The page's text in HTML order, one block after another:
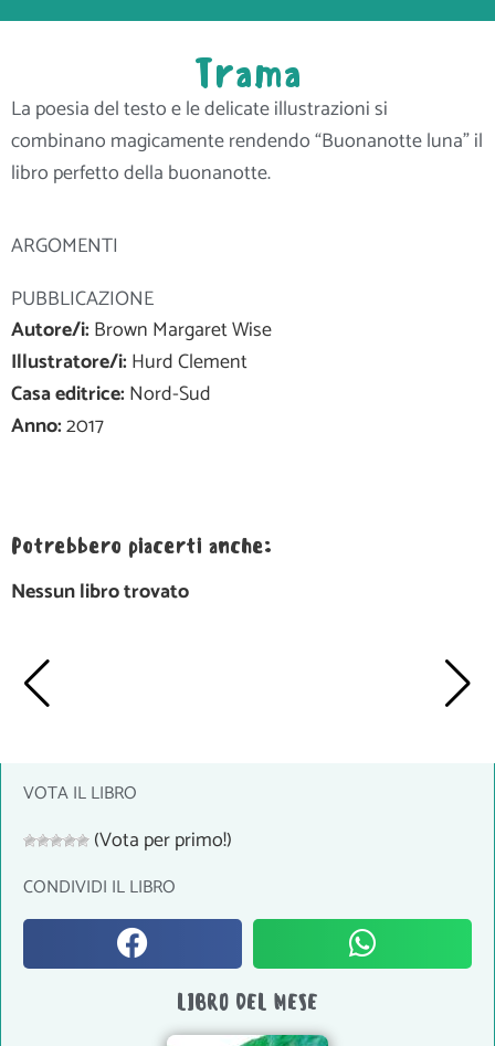
PUBBLICAZIONE
Autore/i:Brown Margaret Wise
Illustratore/i:Hurd Clement
Casa editrice:Nord-Sud
Anno:2017
Trama
La poesia del testo e le delicate illustrazioni si
combinano magicamente rendendo “Buonanotte luna” il
libro perfetto della buonanotte.
ARGOMENTI
Potrebbero piacerti anche:
Nessun libro trovato
VOTA IL LIBRO
(Vota per primo!)
CONDIVIDI IL LIBRO
LIBRO DEL MESE